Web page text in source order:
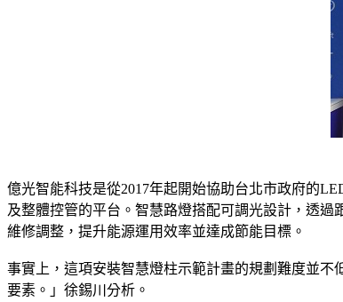
億光智能科技是從2017年起開始協助台北市政府的
及整體控管的平台。智慧路燈搭配可調光設計，透
維修調整，提升能源運用效率並達成節能目標。
事實上，這項安裝智慧燈柱示範計畫的規劃難度並
要素。」徐錫川分析。